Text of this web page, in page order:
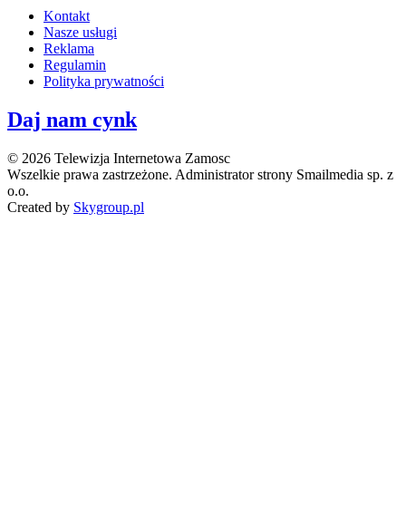
Kontakt
Nasze usługi
Reklama
Regulamin
Polityka prywatności
Daj nam cynk
© 2026 Telewizja Internetowa Zamosc
Wszelkie prawa zastrzeżone. Administrator strony Smailmedia sp. z
o.o.
Created by Skygroup.pl